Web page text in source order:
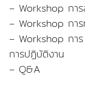
– Workshop กา
– Workshop การ
– Workshop กา
การปฏิบัติงาน
– Q&A